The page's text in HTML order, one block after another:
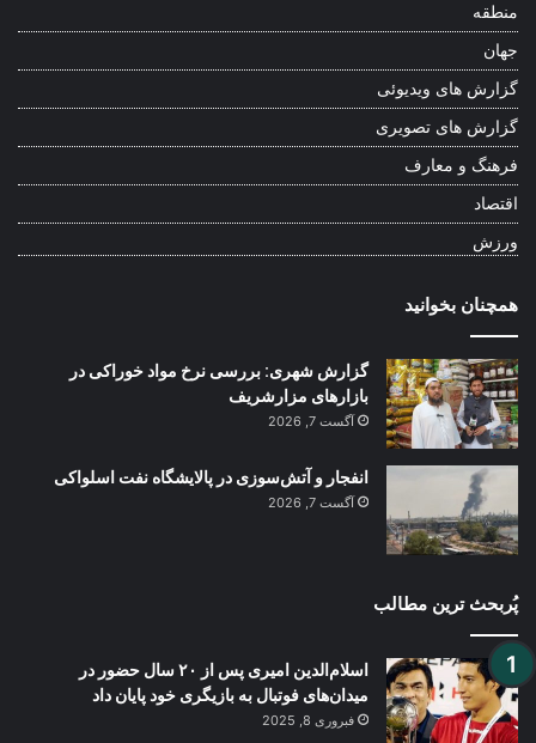
منطقه
جهان
گزارش های ویدیوئی
گزارش های تصویری
فرهنگ و معارف
اقتصاد
ورزش
همچنان بخوانید
گزارش شهری: بررسی نرخ مواد خوراکی در
بازارهای مزارشریف
آگست 7, 2026
انفجار و آتش‌سوزی در پالایشگاه نفت اسلواکی
آگست 7, 2026
پُربحث ترین مطالب
اسلام‌الدین امیری پس از ۲۰ سال حضور در
میدان‌های فوتبال به بازیگری خود پایان داد
فبروری 8, 2025